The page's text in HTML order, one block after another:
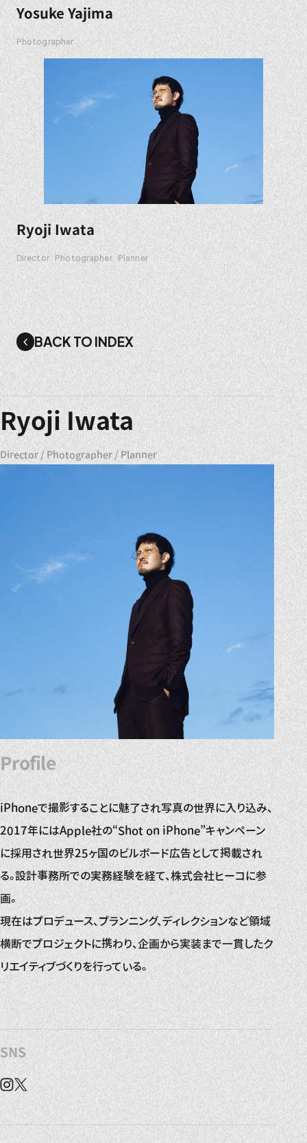
Yosuke Yajima
Photographer
Ryoji Iwata
Director Photographer Planner
BACK TO INDEX
Ryoji Iwata
Director / Photographer / Planner
Profile
iPhoneで撮影することに魅了され写真の世界に入り込み、
2017年にはApple社の“Shot on iPhone”キャンペーン
に採用され世界25ヶ国のビルボード広告として掲載され
る。設計事務所での実務経験を経て、株式会社ヒーコに参
画。
現在はプロデュース、プランニング、ディレクションなど領域
横断でプロジェクトに携わり、企画から実装まで一貫したク
リエイティブづくりを行っている。
SNS
Instagram
X